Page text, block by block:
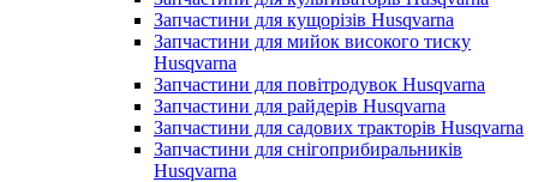
Запчастини для кущорізів Husqvarna
Запчастини для мийок високого тиску
Husqvarna
Запчастини для повітродувок Husqvarna
Запчастини для райдерів Husqvarna
Запчастини для садових тракторів Husqvarna
Запчастини для снігоприбиральників
Husqvarna